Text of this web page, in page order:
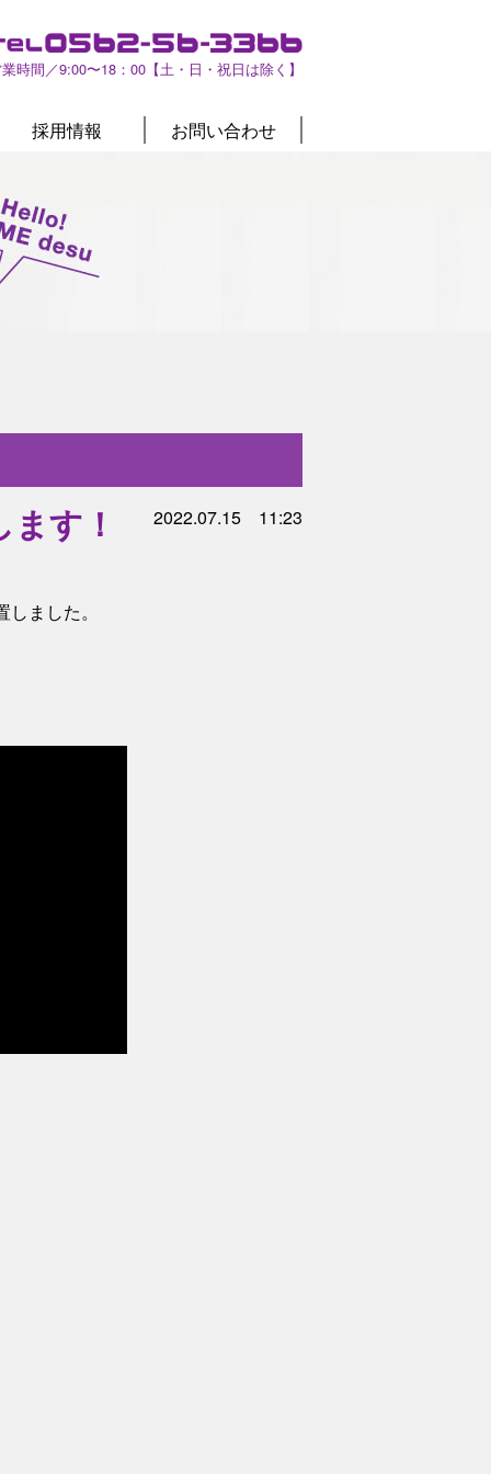
時間／9:00〜18：00【土・日・祝日は除く】
採用情報 お問い合わせ
す！ 2022.07.15 11:23
ました。